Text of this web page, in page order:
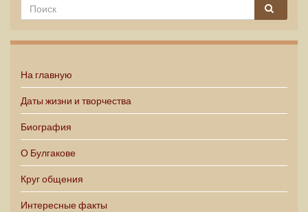
На главную
Даты жизни и творчества
Биография
О Булгакове
Круг общения
Интересные факты